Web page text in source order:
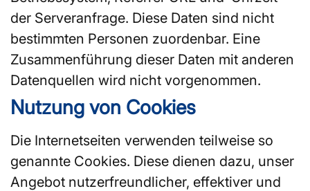
der Serveranfrage. Diese Daten sind nicht
bestimmten Personen zuordenbar. Eine
Zusammenführung dieser Daten mit anderen
Datenquellen wird nicht vorgenommen.
Nutzung von Cookies
Die Internetseiten verwenden teilweise so
genannte Cookies. Diese dienen dazu, unser
Angebot nutzerfreundlicher, effektiver und